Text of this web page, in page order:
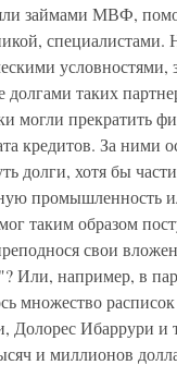
займами МВФ,
специалистами.
условностями,
долгами таких
могли прекратить
кредитов. За ними
долги, хотя бы
промышленность
таким образом
свои
Или, например, в
множество
Долорес Ибаррури и
и миллионов